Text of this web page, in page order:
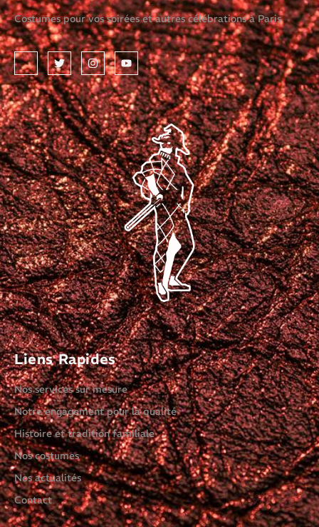
Costumes pour vos soirées et autres célébrations à Paris
Liens Rapides
Nos services sur mesure
Notre engagement pour la qualité
Histoire et tradition familiale
Nos costumes
Nos actualités
Contact